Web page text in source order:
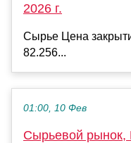
2026 г.
Сырье Цена
82.256...
01:00, 10 Фев
Сырьевой рынок,